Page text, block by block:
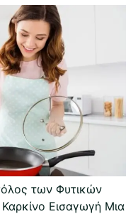
των Φυτικών
Εισαγωγή Μια